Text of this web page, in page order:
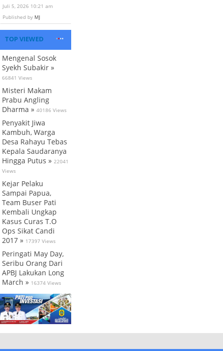
Juli 5, 2026 10:21 am
Published by MJ
TOP VIEWED
Mengenal Sosok
Syekh Subakir »
66841 Views
Misteri Makam
Prabu Angling
Dharma » 40186 Views
Penyakit Jiwa
Kambuh, Warga
Desa Rahayu Tebas
Kepala Saudaranya
Hingga Putus » 22041
Views
Kejar Pelaku
Sampai Papua,
Team Buser Pati
Kembali Ungkap
Kasus Curas T.O
Ops Sikat Candi
2017 » 17397 Views
Peringati May Day,
Seribu Orang Dari
APBJ Lakukan Long
March » 16374 Views